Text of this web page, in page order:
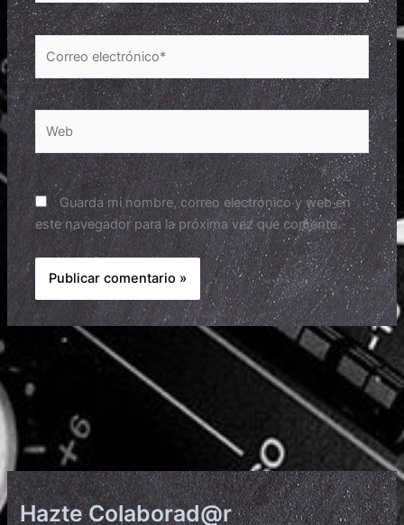
electrónico*
Web
Guarda mi nombre, correo electrónico y web en
este navegador para la próxima vez que comente.
Hazte Colaborad@r